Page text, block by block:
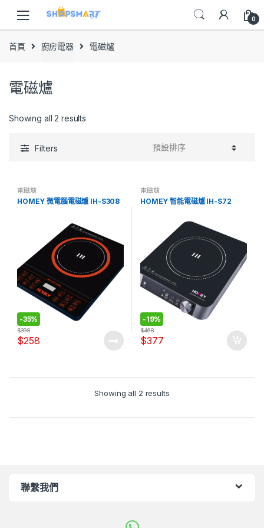
navigation
content
0
首頁 廚房電器 電磁爐
電磁爐
Showing all 2 results
Filters
電磁爐
HOMEY 微電腦電磁爐 IH-S308
-35%
$258
$398
電磁爐
HOMEY 智能電磁爐 IH-S72
-19%
$377
$468
Showing all 2 results
聯繫我們